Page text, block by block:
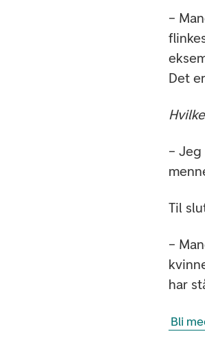
–
Det
–
Til
–
har
Bli